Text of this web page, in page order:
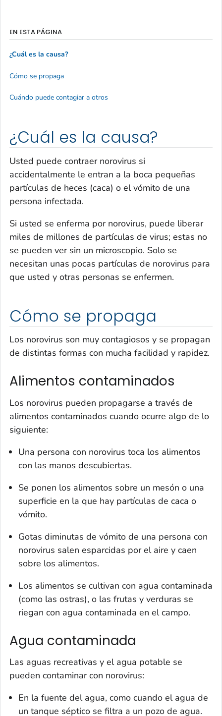
¿Cuál es la causa?
Usted puede contraer norovirus si
accidentalmente le entran a la boca pequeñas
partículas de heces (caca) o el vómito de una
persona infectada.
Si usted se enferma por norovirus, puede liberar
miles de millones de partículas de virus; estas no
se pueden ver sin un microscopio. Solo se
necesitan unas pocas partículas de norovirus para
que usted y otras personas se enfermen.
Cómo se propaga
Los norovirus son muy contagiosos y se propagan
de distintas formas con mucha facilidad y rapidez.
Alimentos contaminados
Los norovirus pueden propagarse a través de
alimentos contaminados cuando ocurre algo de lo
siguiente:
Una persona con norovirus toca los alimentos
con las manos descubiertas.
Se ponen los alimentos sobre un mesón o una
superficie en la que hay partículas de caca o
vómito.
Gotas diminutas de vómito de una persona con
norovirus salen esparcidas por el aire y caen
sobre los alimentos.
Los alimentos se cultivan con agua contaminada
(como las ostras), o las frutas y verduras se
riegan con agua contaminada en el campo.
Agua contaminada
Las aguas recreativas y el agua potable se
pueden contaminar con norovirus:
En la fuente del agua, como cuando el agua de
un tanque séptico se filtra a un pozo de agua.
EN ESTA PÁGINA
¿Cuál es la causa?
Cómo se propaga
Cuándo puede contagiar a otros